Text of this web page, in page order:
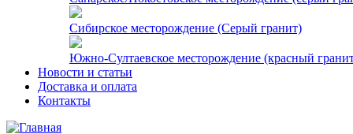
Сибирское месторождение (Серый гранит)
Южно-Султаевское месторождение (красный
Новости и статьи
Доставка и оплата
Контакты